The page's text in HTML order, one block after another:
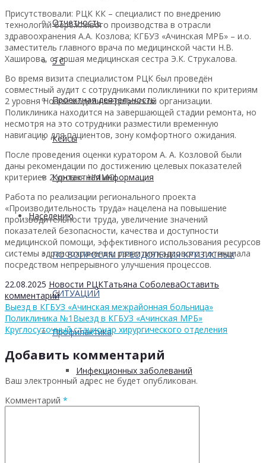
Отчетность
5 С
Проектная деятельность
Кейсы
Контактная информация
Населению
ПО ВОПРОСАМ ПРЕОДОЛЕНИЯ КРИЗИСНЫХ
СИТУАЦИЙ
Профилактика
Инфекционных заболеваний
Инсульта
Присутствовали: РЦК КК – специалист по внедрению
технологий бережливого производства в отрасли
здравоохранения А.А. Козлова; КГБУЗ «Ачинская МРБ» – и.о.
заместитель главного врача по медицинской части Н.В.
Хаширова, старшая медицинская сестра Э.К. Струкалова.
Во время визита специалистом РЦК был проведён
совместный аудит с сотрудниками поликлиники по критериям
2 уровня Новой модели медицинской организации.
Поликлиника находится на завершающей стадии ремонта, но
несмотря на это сотрудники разместили временную
навигацию для пациентов, зону комфортного ожидания.
После проведения оценки куратором А. А. Козловой были
даны рекомендации по достижению целевых показателей
критериев 2 уровня НММО.
Работа по реализации регионального проекта
«Производительность труда» нацелена на повышение
производительности труда, увеличение значений
показателей безопасности, качества и доступности
медицинской помощи, эффективного использования ресурсов
системы здравоохранения, развития кадрового потенциала
посредством непрерывного улучшения процессов.
22.08.2025 Новости РЦКТатьяна СоболеваОставить
комментарий
Выезд в КГБУЗ «Ачинская межрайонная больница»
Поликлиника №1 Выезд в КГБУЗ «Ачинская МРБ»
Круглосуточный стационар хирургического отделения
Добавить комментарий
Ваш электронный адрес не будет опубликован.
Комментарий *